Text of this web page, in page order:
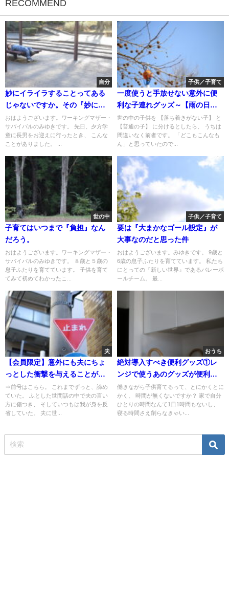
RECOMMEND
自分
妙にイライラすることってある
じゃないですか。その『妙に』
の理由がわかった話
おはようございます。ワーキングマザー・
サバイバルのみゆきです。 先日、夕方学
童に長男をお迎えに行ったとき、 こんな
ことがありました。 ...
子供／子育て
一度使うと手放せない意外に便
利な子連れグッズ～【雨の日の
外出】編
世の中の子供を 【落ち着きがない子】 と
【普通の子】 に分けるとしたら、 うちは
間違いなく前者です。 「どこもこんなも
ん」と思っていたので...
世の中
子育てはいつまで『負担』なん
だろう。
おはようございます。ワーキングマザー・
サバイバルのみゆきです。 ８歳と５歳の
息子ふたりを育てています。 子供を育て
てみて初めてわかったこ...
子供／子育て
要は『大まかなゴール設定』が
大事なのだと思った件
おはようございます。みゆきです。 9歳と
6歳の息子ふたりを育てています。 私たち
にとっての『新しい世界』であるバレーボ
ールチーム。 最...
夫
【会員限定】意外にも夫にちょ
っとした衝撃を与えることがで
きた質問
⇒前号はこちら。 これまでずっと、諦め
ていた。 ふとした世間話の中で夫の言い
方に傷つき、 そしていつもは我が身を反
省していた。 夫に世...
おうち
絶対導入すべき便利グッズ①レ
ンジで使うあのグッズが便利す
ぎて震える
働きながら子供育てるって、とにかくとに
かく、 時間が無くないですか？ 家で自分
ひとりの時間なんて1日1時間もないし、
寝る時間さえ削らなきゃい...